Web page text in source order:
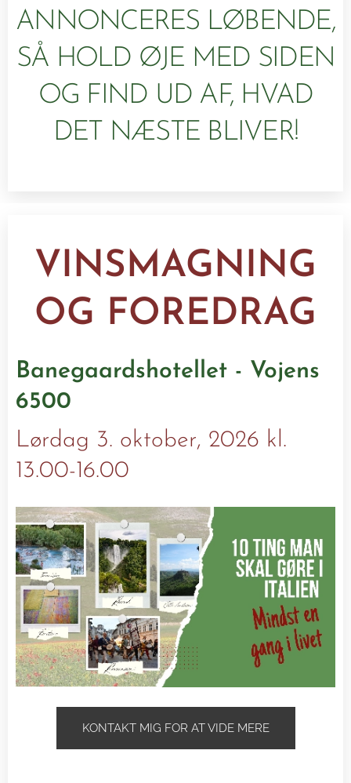
ANNONCERES LØBENDE,
SÅ HOLD ØJE MED SIDEN
OG FIND UD AF, HVAD
DET NÆSTE BLIVER!
VINSMAGNING
OG FOREDRAG
Banegaardshotellet - Vojens
6500
Lørdag 3. oktober, 2026 kl.
13.00-16.00
KONTAKT MIG FOR AT VIDE MERE